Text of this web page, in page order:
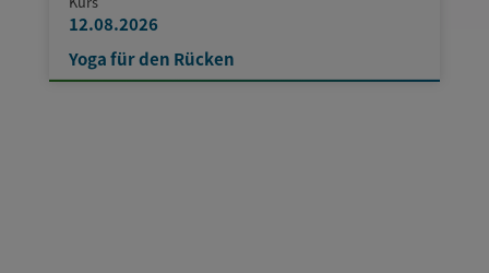
12.08.2026
Yoga für den Rücken